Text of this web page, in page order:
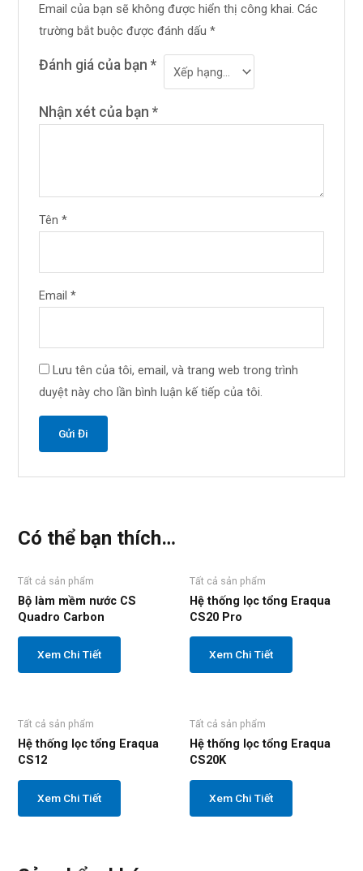
Email của bạn sẽ không được hiển thị công khai. Các
trường bắt buộc được đánh dấu *
Đánh giá của bạn *
Nhận xét của bạn *
Tên *
Email *
Lưu tên của tôi, email, và trang web trong trình
duyệt này cho lần bình luận kế tiếp của tôi.
Có thể bạn thích…
Tất cả sản phẩm
Bộ làm mềm nước CS
Quadro Carbon
Xem Chi Tiết
Tất cả sản phẩm
Hệ thống lọc tổng Eraqua
CS20 Pro
Xem Chi Tiết
Tất cả sản phẩm
Hệ thống lọc tổng Eraqua
CS12
Xem Chi Tiết
Tất cả sản phẩm
Hệ thống lọc tổng Eraqua
CS20K
Xem Chi Tiết